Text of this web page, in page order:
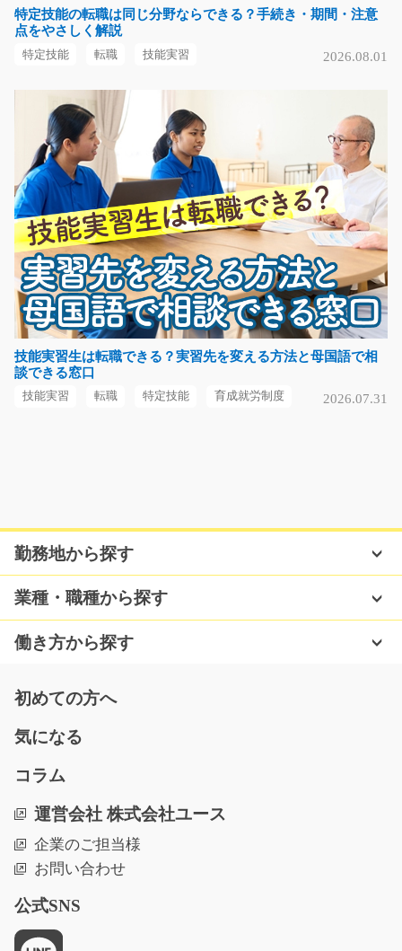
アルミ製品のバリ取り・検査/y02_00693
急募
ズのアルミ製品のバ…
長期（3ヶ月以上）
時給1100円～
群馬県桐生市
気になる
電子部品の組み立て、検査梱包/y02_01474
急募
【安中市×女性活躍中の会社】 電子部品や部品ケースな
どを作っている会…
長期（3ヶ月以上）
時給1200円
ゴム製品の穴あけ/y04_00165
急募
指定の位置に小さな機械で穴をあけていくおしごと♪週払
い制度(規定有）＆…
長期（3ヶ月以上）
時給1050円～
急募
【愛川町三増】経験ある方必見！工場内で営業事務をお
願いします！ メイ…
時給1450円
神奈川県愛甲郡愛川町
特定技能の転職は同じ分野ならできる？手続き・期間・注意
点をやさしく解説
特定技能 転職 技能実習 2026.08.01
技能実習生は転職できる？実習先を変える方法と母国語で相
談できる窓口
技能実習 転職 特定技能 育成就労制度 2026.07.31
勤務地から探す
業種・職種から探す
働き方から探す
初めての方へ
気になる
コラム
運営会社 株式会社ユース
企業のご担当様
お問い合わせ
公式SNS